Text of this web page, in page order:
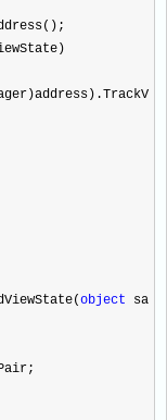
object sa